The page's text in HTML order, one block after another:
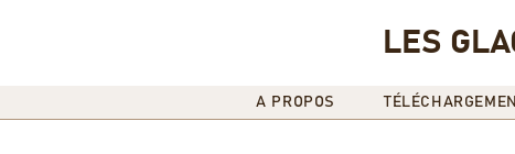
LES
A PROPOS